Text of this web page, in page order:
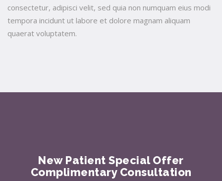
consectetur, adipisci velit, sed quia non numquam eius modi
tempora incidunt ut labore et dolore magnam aliquam
quaerat voluptatem.
New Patient Special Offer
Complimentary Consultation